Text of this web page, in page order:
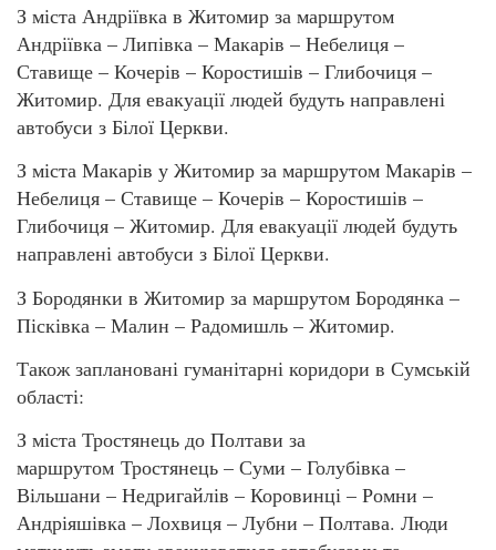
З міста Андріївка в Житомир за маршрутом
Андріївка – Липівка – Макарів – Небелиця –
Ставище – Кочерів – Коростишів – Глибочиця –
Житомир. Для евакуації людей будуть направлені
автобуси з Білої Церкви.
З міста Макарів у Житомир за маршрутом Макарів –
Небелиця – Ставище – Кочерів – Коростишів –
Глибочиця – Житомир. Для евакуації людей будуть
направлені автобуси з Білої Церкви.
З Бородянки в Житомир за маршрутом Бородянка –
Пісківка – Малин – Радомишль – Житомир.
Також заплановані гуманітарні коридори в Сумській
області:
З міста Тростянець до Полтави за
маршрутом Тростянець – Суми – Голубівка –
Вільшани – Недригайлів – Коровинці – Ромни –
Андріяшівка – Лохвиця – Лубни – Полтава. Люди